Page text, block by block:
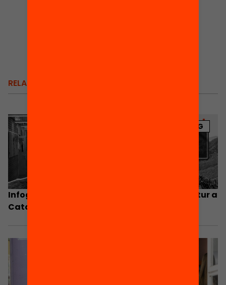
RELACIONATS
BLOG
Infografia: L’abandonament escolar prematur a
Catalunya, en dades